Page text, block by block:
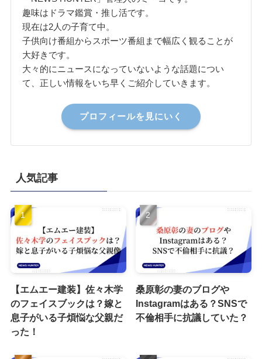
趣味はドラマ鑑賞・推し活です。
現在は2人の子育て中。
子供向け番組からスポーツ番組まで幅広く観ることが
大好きです。
大々的にニュースになっていないような話題につい
て、正しい情報をいち早くご紹介していきます。
プロフィールを見にいく
人気記事
【エムエー建装】佐々木学
のフェイスブックは？嫁と
息子がいる子煩悩な父親だ
った！
桑原彰の妻のブログや
Instagramはある？SNSで
不倫相手に抗議していた？